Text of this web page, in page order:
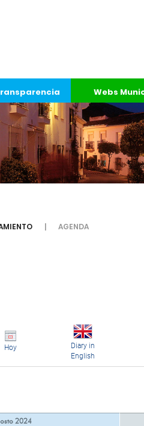
Webs
AGENDA
Hoy
Diary in
English
2024